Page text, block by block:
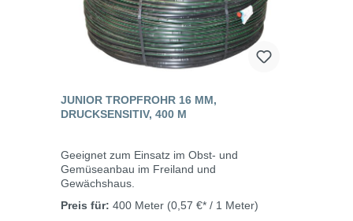
JUNIOR TROPFROHR 16 MM,
DRUCKSENSITIV, 400 M
Geeignet zum Einsatz im Obst- und
Gemüseanbau im Freiland und
Gewächshaus.
Preis für: 400 Meter (0,57 €* / 1 Meter)